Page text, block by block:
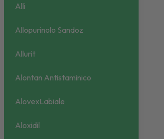
Alli
Allopurinolo Sandoz
Allurit
Alontan Antistaminico
AlovexLabiale
Aloxidil